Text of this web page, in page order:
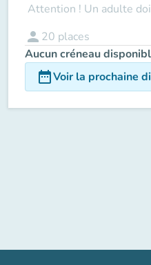
Attention ! Un adulte
person 20 places
Aucun créneau
date_rangeVoir la prochaine